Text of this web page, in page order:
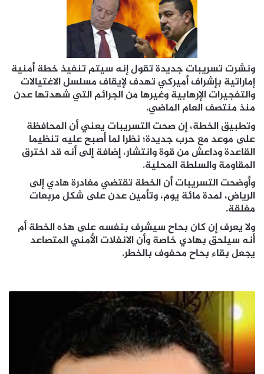
ونشرت تسريبات جديدة تقول إنه سيتم تنفيذ خطة أمنية
إماراتية بإشراف أميركي تهدف لإيقاف مسلسل الاغتيالات
والتفجيرات الإرهابية وغيرها من الجرائم التي شهدتها عدن
منذ منتصف العام الماضي.
وتطبيق الخطة، إن صحت التسريبات يعني أن المحافظة
على موعد مع حرب جديدة؛ نظرا لما أصبح عليه تنظيما
القاعدة وداعش من قوة وانتشار، إضافة إلى أنه قد اخترق
المقاومة والسلطة المحلية.
وأوضحت التسريبات أن الخطة تقتضي مغادرة هادي إلى
الرياض، لمدة مائة يوم، وتأمين عدن على شكل مربعات
مغلقة.
ولا يعرف إن كان بحاح سيشرف بنفسه على هذه الخطة أم
أنه سيلحق بهادي خاصة وأن الانفلات الأمني المتصاعد
يجعل بقاء بحاح محفوف بالخطر.